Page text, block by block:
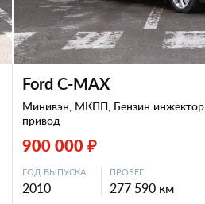
Ford C-MAX
Минивэн, МКПП, Бензин
привод
900 000 ₽
ГОД ВЫПУСКА
2010
ПРОБЕГ
277 590 км